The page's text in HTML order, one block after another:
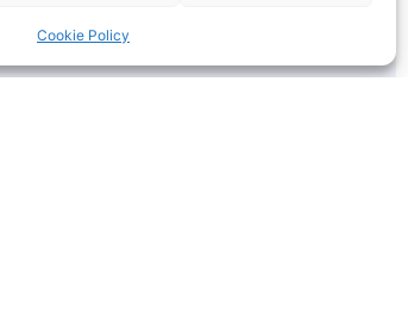
Cookie Policy